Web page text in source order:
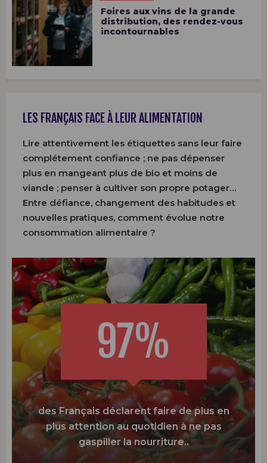
Foires aux vins de la grande
distribution, des rendez-vous
incontournables
LES FRANÇAIS FACE À LEUR ALIMENTATION
Lire attentivement les étiquettes sans leur faire
complétement confiance ; ne pas dépenser
plus en mangeant plus de bio et moins de
viande ; penser à cultiver son propre potager…
Entre défiance, changement des habitudes et
nouvelles pratiques, comment évolue notre
consommation alimentaire ?
97%
des Français déclarent faire de plus en
plus attention au quotidien à ne pas
gaspiller la nourriture..